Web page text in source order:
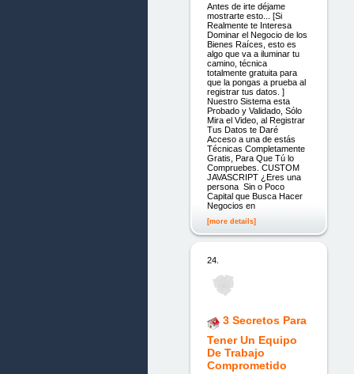
Antes de irte déjame
mostrarte esto... [Si
Realmente te Interesa
Dominar el Negocio de los
Bienes Raíces, esto es
algo que va a iluminar tu
camino, técnica
totalmente gratuita para
que la pongas a prueba al
registrar tus datos. ]
Nuestro Sistema esta
Probado y Validado, Sólo
Mira el Video, al Registrar
Tus Datos te Daré
Acceso a una de estás
Técnicas Completamente
Gratis, Para Que Tú lo
Compruebes. CUSTOM
JAVASCRIPT ¿Eres una
persona Sin o Poco
Capital que Busca Hacer
Negocios en
[more details]
24.
3 Secretos Para
Tener Un Equipo
De Trabajo
Comprometido